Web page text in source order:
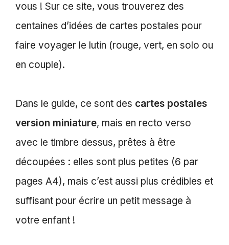
vous ! Sur ce site, vous trouverez des
centaines d’idées de cartes postales pour
faire voyager le lutin (rouge, vert, en solo ou
en couple).
Dans le guide, ce sont des cartes postales
version miniature, mais en recto verso
avec le timbre dessus, prêtes à être
découpées : elles sont plus petites (6 par
pages A4), mais c’est aussi plus crédibles et
suffisant pour écrire un petit message à
votre enfant !